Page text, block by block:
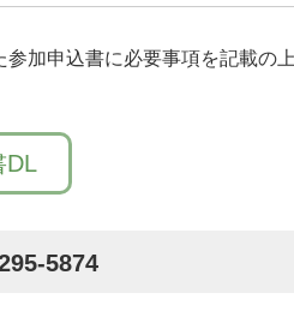
加申込書に必要事項を記載の
DL
5874